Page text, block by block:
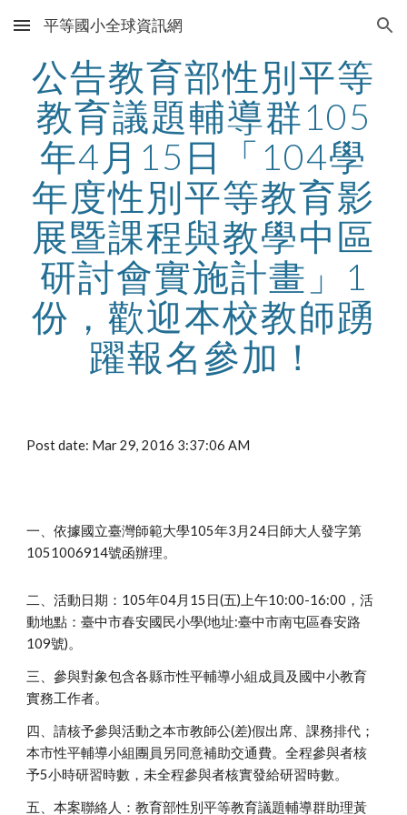
Skip to main content Skip to navigation
平等國小全球資訊網
公告教育部性別平等
教育議題輔導群105
年4月15日「104學
年度性別平等教育影
展暨課程與教學中區
研討會實施計畫」1
份，歡迎本校教師踴
躍報名參加！
Post date: Mar 29, 2016 3:37:06 AM
一、依據國立臺灣師範大學105年3月24日師大人發字第
1051006914號函辦理。
二、活動日期：105年04月15日(五)上午10:00-16:00，活
動地點：臺中市春安國民小學(地址:臺中市南屯區春安路
109號)。
三、參與對象包含各縣市性平輔導小組成員及國中小教育
實務工作者。
四、請核予參與活動之本市教師公(差)假出席、課務排代；
本市性平輔導小組團員另同意補助交通費。全程參與者核
予5小時研習時數，未全程參與者核實發給研習時數。
五、本案聯絡人：教育部性別平等教育議題輔導群助理黃